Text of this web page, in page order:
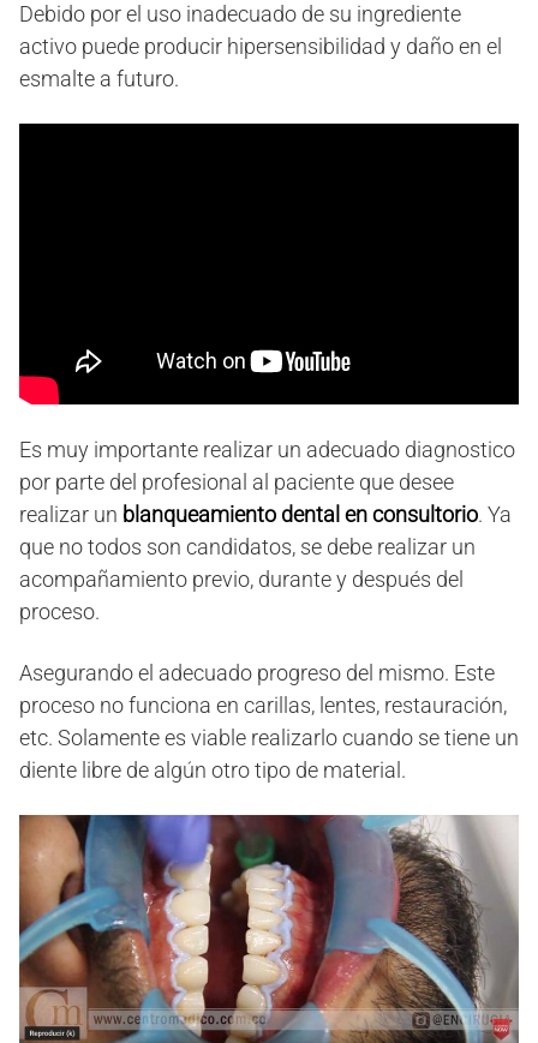
Debido por el uso inadecuado de su ingrediente
activo puede producir hipersensibilidad y daño en el
esmalte a futuro.
Es muy importante realizar un adecuado diagnostico
por parte del profesional al paciente que desee
realizar un blanqueamiento dental en consultorio. Ya
que no todos son candidatos, se debe realizar un
acompañamiento previo, durante y después del
proceso.
Asegurando el adecuado progreso del mismo. Este
proceso no funciona en carillas, lentes, restauración,
etc. Solamente es viable realizarlo cuando se tiene un
diente libre de algún otro tipo de material.